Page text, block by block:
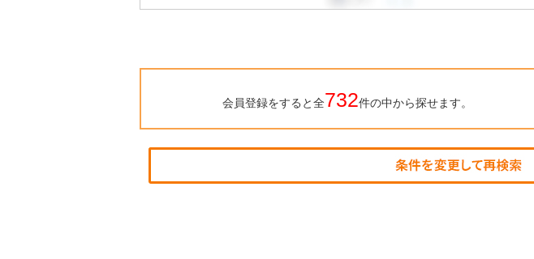
会員登録をすると全732件の中から探せます。